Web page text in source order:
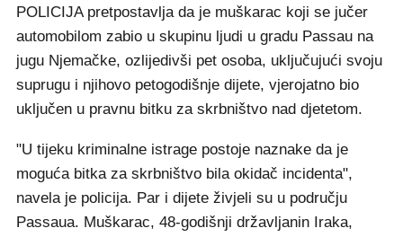
POLICIJA pretpostavlja da je muškarac koji se jučer
automobilom zabio u skupinu ljudi u gradu Passau na
jugu Njemačke, ozlijedivši pet osoba, uključujući svoju
suprugu i njihovo petogodišnje dijete, vjerojatno bio
uključen u pravnu bitku za skrbništvo nad djetetom.
"U tijeku kriminalne istrage postoje naznake da je
moguća bitka za skrbništvo bila okidač incidenta",
navela je policija. Par i dijete živjeli su u području
Passaua. Muškarac, 48-godišnji državljanin Iraka,